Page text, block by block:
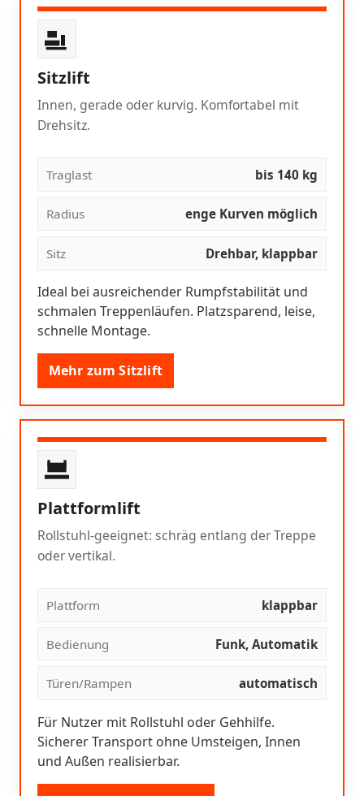
Sitzlift
Innen, gerade oder kurvig. Komfortabel mit
Drehsitz.
Traglast bis 140 kg
Radius enge Kurven möglich
Sitz Drehbar, klappbar
Ideal bei ausreichender Rumpfstabilität und
schmalen Treppenläufen. Platzsparend, leise,
schnelle Montage.
Mehr zum Sitzlift
Plattformlift
Rollstuhl-geeignet: schräg entlang der Treppe
oder vertikal.
Plattform klappbar
Bedienung Funk, Automatik
Türen/Rampen automatisch
Für Nutzer mit Rollstuhl oder Gehhilfe.
Sicherer Transport ohne Umsteigen, Innen
und Außen realisierbar.